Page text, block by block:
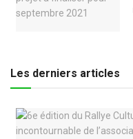
Les derniers articles